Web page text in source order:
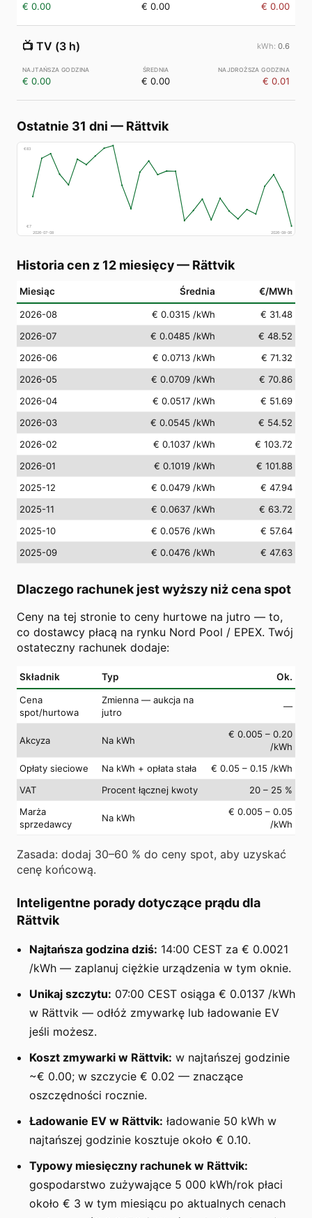
€ 0.00 € 0.00 € 0.00
📺 TV (3 h) 0.6
€ 0.00 € 0.00 € 0.01
Ostatnie 31 dni — Rättvik
€83
€7
2026-07-08
2026-08-06
Historia cen z 12 miesięcy— Rättvik
Miesiąc Średnia €/MWh
2026-08 € 0.0315 /kWh
€ 31.48
2026-07
€ 0.0485 /kWh
€ 48.52
2026-06
€ 0.0713 /kWh
€ 71.32
2026-05
€ 0.0709 /kWh
€ 70.86
2026-04
€ 0.0517 /kWh
€ 51.69
2026-03
€ 0.0545 /kWh
€ 54.52
2026-02
€ 0.1037 /kWh
€ 103.72
2026-01
€ 0.1019 /kWh
€ 101.88
2025-12
€ 0.0479 /kWh
€ 47.94
2025-11
€ 0.0637 /kWh
€ 63.72
2025-10
€ 0.0576 /kWh
€ 57.64
2025-09
€ 0.0476 /kWh € 47.63
Dlaczego rachunek jest wyższy niż cena spot
Ceny na tej stronie to ceny hurtowe na jutro — to,
co dostawcy płacą na rynku Nord Pool / EPEX. Twój
ostateczny rachunek dodaje:
Składnik Typ Ok.
Cena
spot/hurtowa
Zmienna — aukcja na
jutro
—
Akcyza Na kWh
€ 0.005 – 0.20
/kWh
Opłaty sieciowe
Na kWh + opłata stała
€ 0.05 – 0.15 /kWh
VAT
Procent łącznej kwoty
20 – 25 %
Marża
sprzedawcy
Na kWh
€ 0.005 – 0.05
/kWh
Zasada: dodaj 30–60 % do ceny spot, aby uzyskać
cenę końcową.
Inteligentne porady dotyczące prądu dla
Rättvik
Najtańsza godzina dziś: 14:00 CEST za € 0.0021
/kWh — zaplanuj ciężkie urządzenia w tym oknie.
Unikaj szczytu: 07:00 CEST osiąga € 0.0137 /kWh
w Rättvik — odłóż zmywarkę lub ładowanie EV
jeśli możesz.
Koszt zmywarki w Rättvik: w najtańszej godzinie
~€ 0.00; w szczycie € 0.02 — znaczące
oszczędności rocznie.
Ładowanie EV w Rättvik: ładowanie 50 kWh w
najtańszej godzinie kosztuje około € 0.10.
Typowy miesięczny rachunek w Rättvik:
gospodarstwo zużywające 5 000 kWh/rok płaci
około € 3 w tym miesiącu po aktualnych cenach